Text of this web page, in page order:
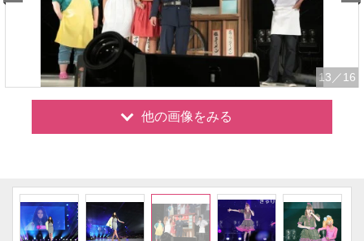
13 ／16
他の画像をみる